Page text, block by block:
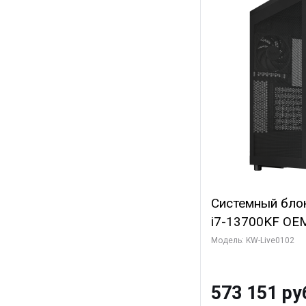
Системный
i7-13700KF
7, C16 8EC/
Turbo/ 960 ГБ
Модель: KW-Live0102
573 151